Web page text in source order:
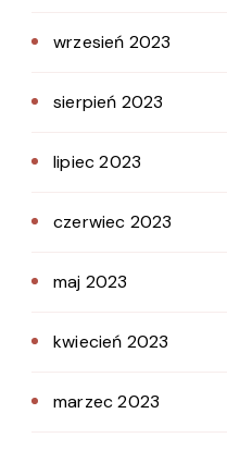
wrzesień 2023
sierpień 2023
lipiec 2023
czerwiec 2023
maj 2023
kwiecień 2023
marzec 2023